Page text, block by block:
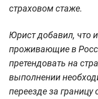
страховом стаже.
Юрист добавил, что
проживающие в
претендовать на
выполнении
переезде за